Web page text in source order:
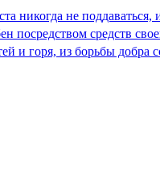
никогда не
средств
и горя, из борьбы